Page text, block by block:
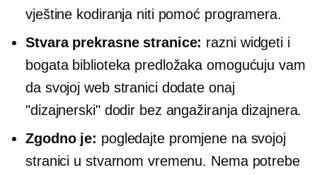
vještine kodiranja niti pomoć programera.
Stvara prekrasne stranice: razni widgeti i
bogata biblioteka predložaka omogućuju vam
da svojoj web stranici dodate onaj
"dizajnerski" dodir bez angažiranja dizajnera.
Zgodno je: pogledajte promjene na svojoj
stranici u stvarnom vremenu. Nema potrebe